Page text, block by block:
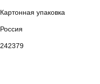
Картонная упаковка
Россия
242379